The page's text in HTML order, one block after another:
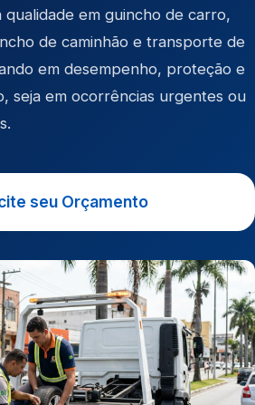
qualidade em guincho de carro,
de caminhão e transporte de
em desempenho, proteção e
seja em ocorrências urgentes ou
seu Orçamento